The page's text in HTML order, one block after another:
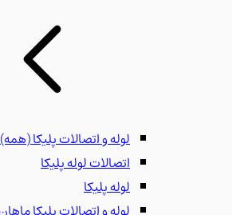
لوله و اتصالات پلیکا(همه)
اتصالات لوله پلیکا
لوله پلیکا